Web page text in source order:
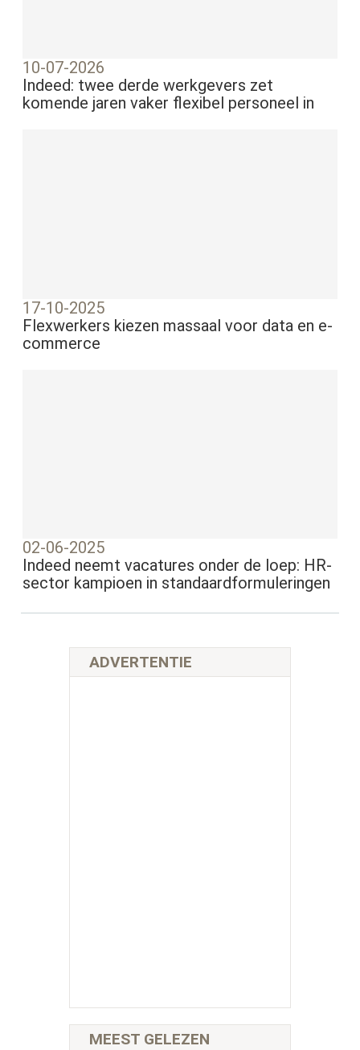
10-07-2026
Indeed: twee derde werkgevers zet
komende jaren vaker flexibel personeel in
17-10-2025
Flexwerkers kiezen massaal voor data en e-
commerce
02-06-2025
Indeed neemt vacatures onder de loep: HR-
sector kampioen in standaardformuleringen
ADVERTENTIE
MEEST GELEZEN